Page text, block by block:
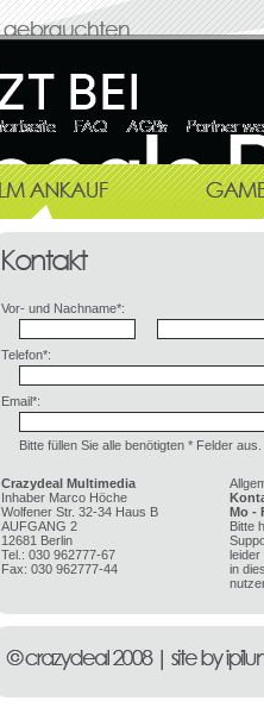
Vor- und Nachname*:
Telefon*:
Email*:
Bitte füllen Sie alle benötigten * Felder aus.
Mo -
Bitte
leider
in
Crazydeal Multimedia
Inhaber Marco Höche
Wolfener Str. 32-34 Haus B
AUFGANG 2
12681 Berlin
Tel.: 030 962777-67
Fax: 030 962777-44